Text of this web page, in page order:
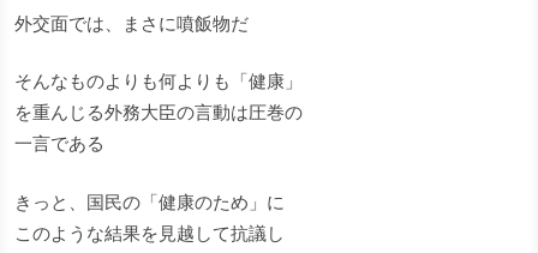
外交面では、まさに噴飯物だ
そんなものよりも何よりも「健康」
を重んじる外務大臣の言動は圧巻の
一言である
きっと、国民の「健康のため」に
このような結果を見越して抗議し